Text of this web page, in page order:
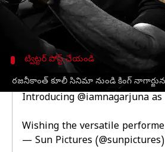
రజనీకాంత్ కూలీ సినిమా నుండి కింగ్ నాగార్జున
ఈ పోస్టర్‌లో,నాగార్జున స్టైలిష్
ఈ లుక్ ద్వారా నాగార్జున
ట్విట్టర్ పోస్ట్ చేయండి
సన్ పిక్చర్స్ చేసిన ట్వీట్
Introducing @iamnagarjuna
Wishing the versatile
— Sun Pictures (@sunpictures)